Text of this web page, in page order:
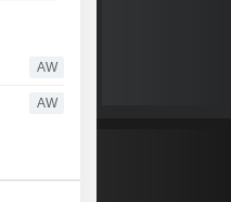
AW
AW